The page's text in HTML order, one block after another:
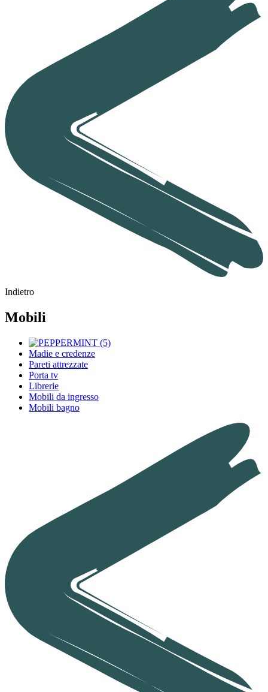
Indietro
Mobili
Madie e credenze
Pareti attrezzate
Porta tv
Librerie
Mobili da ingresso
Mobili bagno